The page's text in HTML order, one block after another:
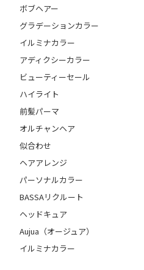
ボブヘアー
グラデーションカラー
イルミナカラー
アディクシーカラー
ビューティーセール
ハイライト
前髪パーマ
オルチャンヘア
似合わせ
ヘアアレンジ
パーソナルカラー
BASSAリクルート
ヘッドキュア
Aujua（オージュア）
イルミナカラー